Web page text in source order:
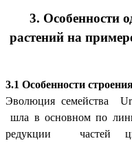
3. Особенности
растений на
3.1 Особенности
Эволюция семейства
шла в основном по
редукции частей